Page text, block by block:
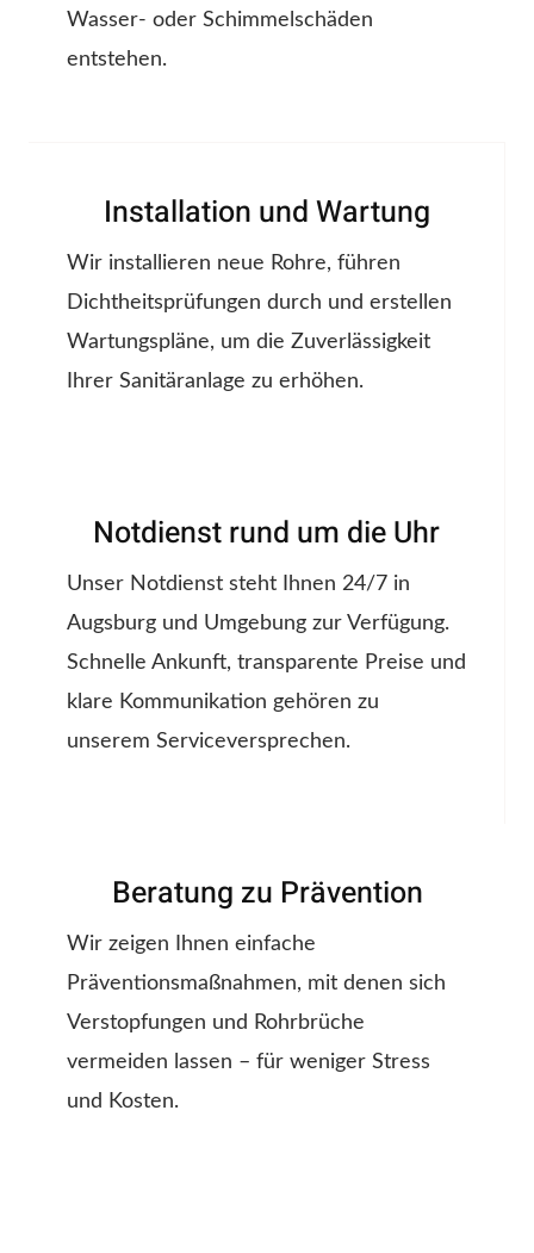
Wasser- oder Schimmelschäden
entstehen.
Installation und Wartung
Wir installieren neue Rohre, führen
Dichtheitsprüfungen durch und erstellen
Wartungspläne, um die Zuverlässigkeit
Ihrer Sanitäranlage zu erhöhen.
Notdienst rund um die Uhr
Unser Notdienst steht Ihnen 24/7 in
Augsburg und Umgebung zur Verfügung.
Schnelle Ankunft, transparente Preise und
klare Kommunikation gehören zu
unserem Serviceversprechen.
Beratung zu Prävention
Wir zeigen Ihnen einfache
Präventionsmaßnahmen, mit denen sich
Verstopfungen und Rohrbrüche
vermeiden lassen – für weniger Stress
und Kosten.